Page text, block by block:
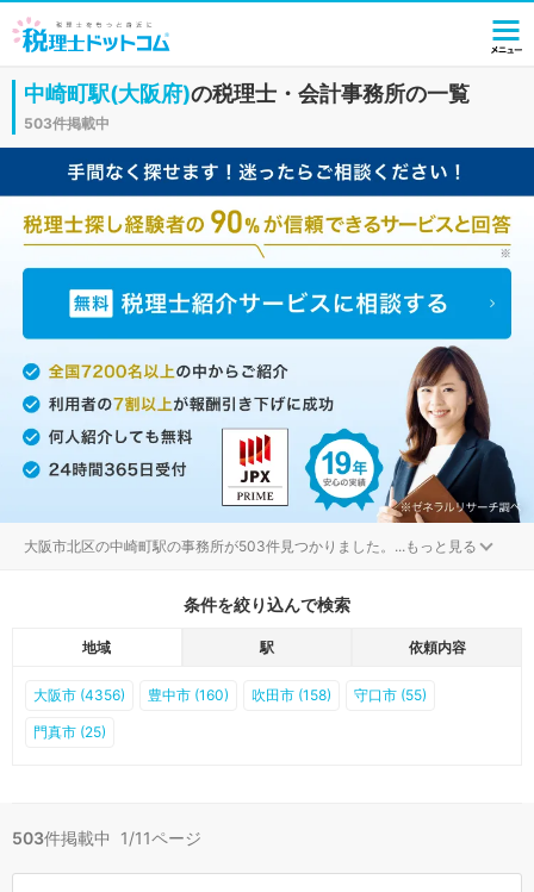
中崎町駅(大阪府)の税理士・会計事務所の一覧
503件掲載中
大阪市北区の中崎町駅の事務所が503件見つかりました。 ...もっと見る
条件を絞り込んで検索
地域 駅 依頼内容
大阪市 (4356) 豊中市 (160) 吹田市 (158) 守口市 (55)
門真市 (25)
503件掲載中 1/11ページ